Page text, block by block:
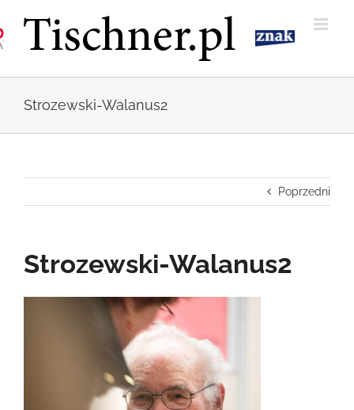
zawartości
Strozewski-Walanus2
Poprzedni
Strozewski-Walanus2